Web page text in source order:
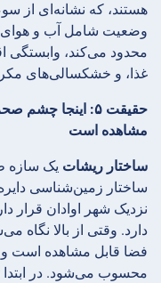
هستند، که نشانه‌ای از
وضعیت شامل آب و هوای
محدود می‌کند، وابستگی
غذا، و خشکسالی‌های
حقیقت ۵: اینجا
مشاهده است
ساختار ریشات یک سازه
ساختار زمین‌شناسی
نزدیک شهر اوادان قرار
دارد. وقتی از بالا
فضا قابل مشاهده است و
محسوب می‌شود. در